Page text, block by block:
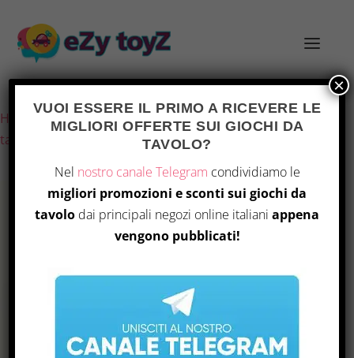
Home /Giochi e giocattoli/Giochi di società/Giochi da
tavolo
/ Little Rocket Games – Cascadia
VUOI ESSERE IL PRIMO A RICEVERE LE
MIGLIORI OFFERTE SUI GIOCHI DA
TAVOLO?
Nel nostro canale Telegram condividiamo le
migliori promozioni e sconti sui giochi da
tavolo dai principali negozi online italiani appena
vengono pubblicati!
×